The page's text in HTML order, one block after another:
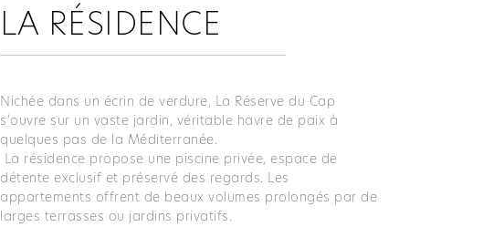
LA RÉSIDENCE
Nichée dans un écrin de verdure, La Réserve du Cap
s’ouvre sur un vaste jardin, véritable havre de paix à
quelques pas de la Méditerranée.
La résidence propose une piscine privée, espace de
détente exclusif et préservé des regards. Les
appartements offrent de beaux volumes prolongés par de
larges terrasses ou jardins privatifs.